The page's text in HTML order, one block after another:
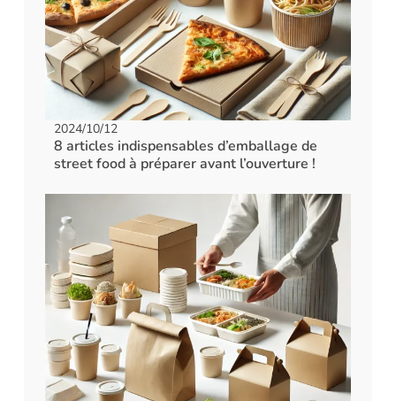
2024/10/12
8 articles indispensables d’emballage de
street food à préparer avant l’ouverture !